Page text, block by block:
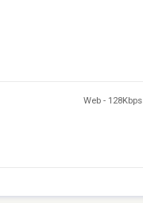
Web - 128Kbps